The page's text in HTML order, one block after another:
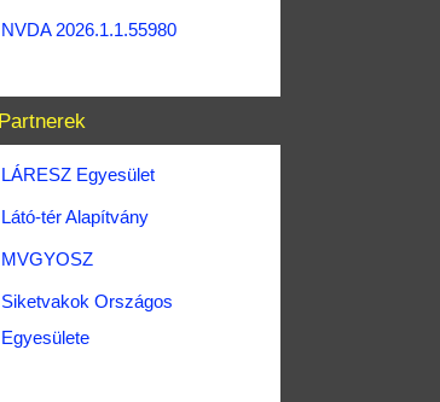
NVDA 2026.1.1.55980
Partnerek
LÁRESZ Egyesület
Látó-tér Alapítvány
MVGYOSZ
Siketvakok Országos
Egyesülete